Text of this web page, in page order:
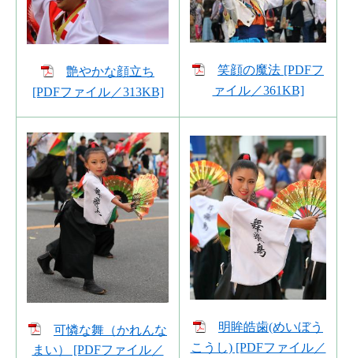
艶やかな顔立ち
[PDFファイル／313KB]
笑顔の魔法 [PDFフ
ァイル／361KB]
可憐な舞（かれんな
まい） [PDFファイル／
明眸皓歯(めいぼう
こうし) [PDFファイル／